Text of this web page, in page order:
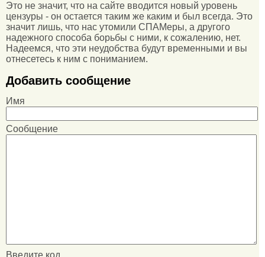
Это не значит, что на сайте вводится новый уровень
цензуры - он остается таким же каким и был всегда. Это
значит лишь, что нас утомили СПАМеры, а другого
надежного способа борьбы с ними, к сожалению, нет.
Надеемся, что эти неудобства будут временными и вы
отнесетесь к ним с пониманием.
Добавить сообщение
Имя
Сообщение
Введите код